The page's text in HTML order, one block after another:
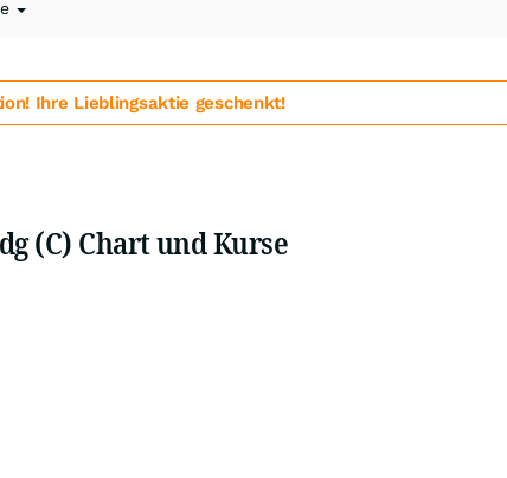
Ihre Lieblingsaktie geschenkt!
(C) Chart und Kurse